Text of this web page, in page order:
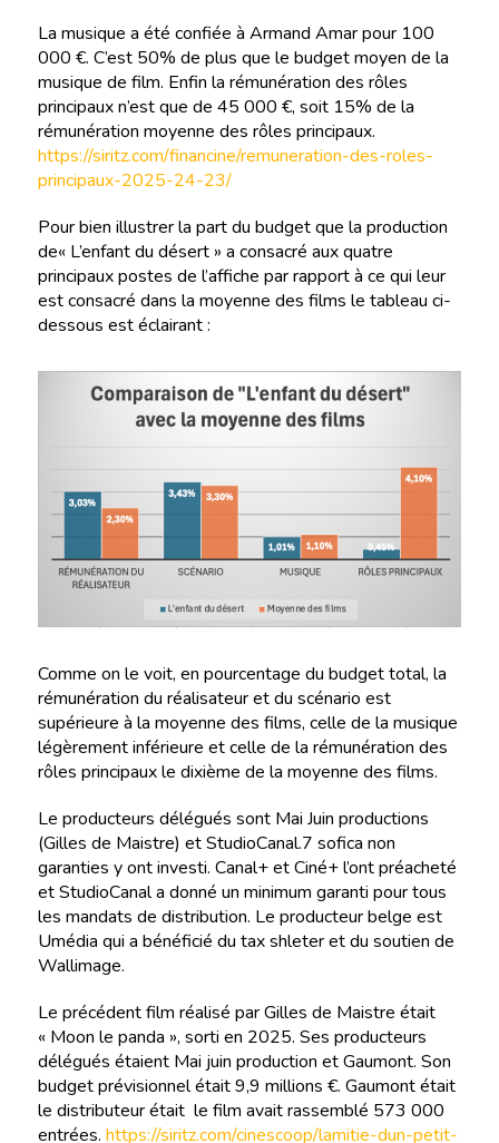
La musique a été confiée à Armand Amar pour 100
000 €. C’est 50% de plus que le budget moyen de la
musique de film. Enfin la rémunération des rôles
principaux n’est que de 45 000 €, soit 15% de la
rémunération moyenne des rôles principaux.
https://siritz.com/financine/remuneration-des-roles-
principaux-2025-24-23/
Pour bien illustrer la part du budget que la production
de« L’enfant du désert » a consacré aux quatre
principaux postes de l’affiche par rapport à ce qui leur
est consacré dans la moyenne des films le tableau ci-
dessous est éclairant :
Comme on le voit, en pourcentage du budget total, la
rémunération du réalisateur et du scénario est
supérieure à la moyenne des films, celle de la musique
légèrement inférieure et celle de la rémunération des
rôles principaux le dixième de la moyenne des films.
Le producteurs délégués sont Mai Juin productions
(Gilles de Maistre) et StudioCanal.7 sofica non
garanties y ont investi. Canal+ et Ciné+ l’ont préacheté
et StudioCanal a donné un minimum garanti pour tous
les mandats de distribution. Le producteur belge est
Umédia qui a bénéficié du tax shleter et du soutien de
Wallimage.
Le précédent film réalisé par Gilles de Maistre était
« Moon le panda », sorti en 2025. Ses producteurs
délégués étaient Mai juin production et Gaumont. Son
budget prévisionnel était 9,9 millions €. Gaumont était
le distributeur était le film avait rassemblé 573 000
entrées. https://siritz.com/cinescoop/lamitie-dun-petit-